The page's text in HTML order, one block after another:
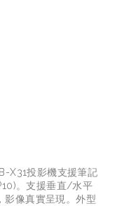
X31投影機支援筆記
。支援垂直/水平
影像真實呈現。外型